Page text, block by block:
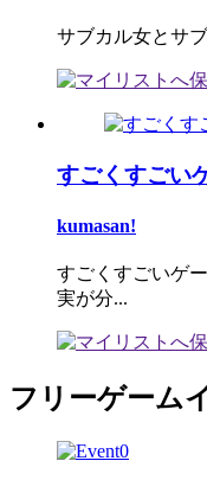
サブカル女とサ
すごくすごい
kumasan!
すごくすごいゲ
実が分...
フリーゲーム